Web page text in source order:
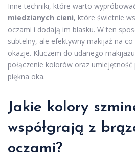
Inne techniki, które warto
miedzianych cieni, które świetnie
oczami i dodają im blasku. W ten
subtelny, ale efektywny makijaż na
okazje. Kluczem do udanego
połączenie kolorów oraz
piękna oka.
Jakie kolory
współgrają z
oczami?